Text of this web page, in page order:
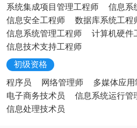
系统集成项目管理工程师
信息系
信息安全工程师
数据库系统工程
信息系统管理工程师
计算机硬件
信息技术支持工程师
初级资格
程序员
网络管理师
多媒体应
电子商务技术员
信息系统运行管
信息处理技术员